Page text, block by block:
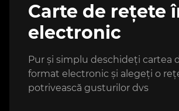
Carte de rețete
electronic
Pur și simplu deschideți cartea
format electronic și alegeți o
potrivească gusturilor dvs